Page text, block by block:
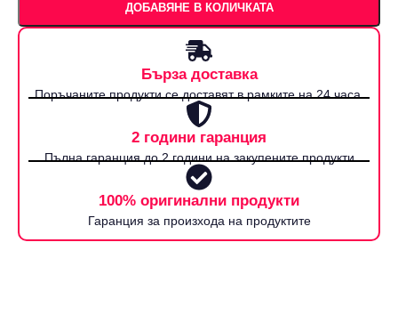
ДОБАВЯНЕ В КОЛИЧКАТА
Бърза доставка
Поръчаните продукти се доставят в рамките на 24 часа.
2 години гаранция
Пълна гаранция до 2 години на закупените продукти
100% оригинални продукти
Гаранция за произхода на продуктите